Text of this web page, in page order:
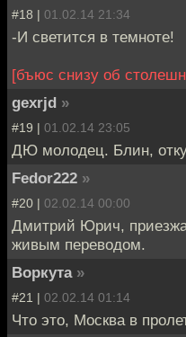
#18 | 01.02.14 21:34
-И светится в темноте!
[бъюс снизу об
gexrjd »
#19 | 01.02.14 23:05
ДЮ молодец. Блин,
Fedor222 »
#20 | 02.02.14 00:00
Дмитрий Юрич,
живым переводом.
Воркута »
#21 | 02.02.14 01:14
Что это, Москва в